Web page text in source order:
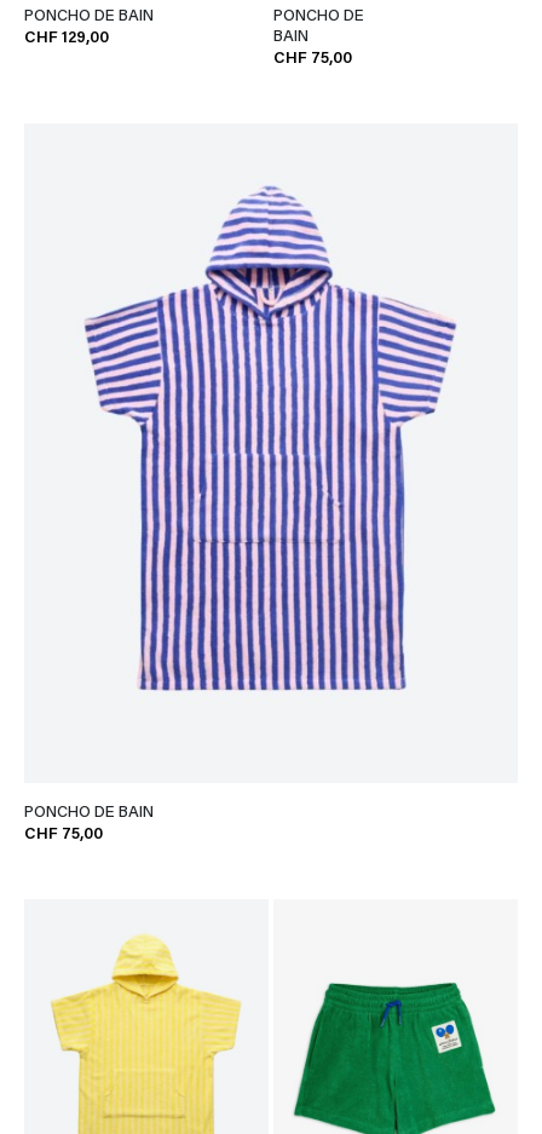
PONCHO DE BAIN
CHF 129,00
PONCHO DE
BAIN
CHF 75,00
PONCHO DE BAIN
CHF 75,00